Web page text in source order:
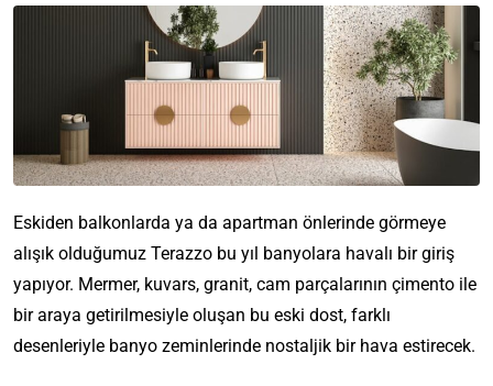
Eskiden balkonlarda ya da apartman önlerinde görmeye
alışık olduğumuz Terazzo bu yıl banyolara havalı bir giriş
yapıyor. Mermer, kuvars, granit, cam parçalarının çimento ile
bir araya getirilmesiyle oluşan bu eski dost, farklı
desenleriyle banyo zeminlerinde nostaljik bir hava estirecek.